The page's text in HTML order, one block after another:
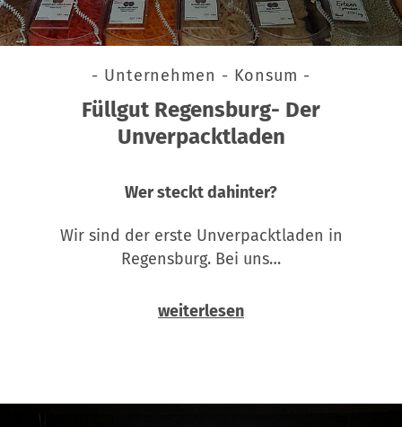
- Unternehmen - Konsum -
Füllgut Regensburg- Der
Unverpacktladen
Wer steckt dahinter?
Wir sind der erste Unverpacktladen in
Regensburg. Bei uns…
weiterlesen